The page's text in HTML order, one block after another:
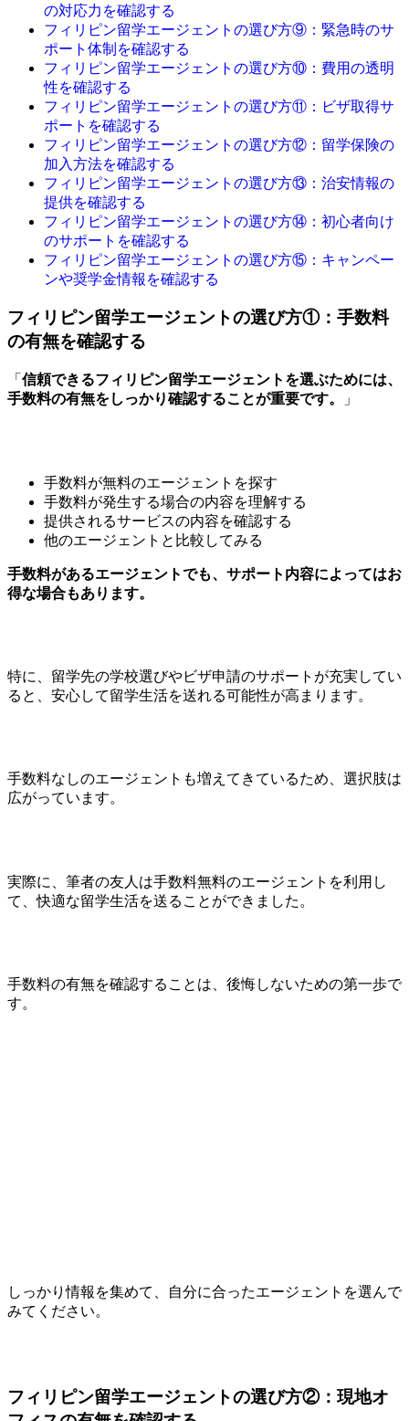
の対応力を確認する
フィリピン留学エージェントの選び方⑨：緊急時のサ
ポート体制を確認する
フィリピン留学エージェントの選び方⑩：費用の透明
性を確認する
フィリピン留学エージェントの選び方⑪：ビザ取得サ
ポートを確認する
フィリピン留学エージェントの選び方⑫：留学保険の
加入方法を確認する
フィリピン留学エージェントの選び方⑬：治安情報の
提供を確認する
フィリピン留学エージェントの選び方⑭：初心者向け
のサポートを確認する
フィリピン留学エージェントの選び方⑮：キャンペー
ンや奨学金情報を確認する
フィリピン留学エージェントの選び方①：手数料
の有無を確認する
「 信頼できるフィリピン留学エージェントを選ぶためには、
手数料の有無をしっかり確認することが重要です。
」
手数料が無料のエージェントを探す
手数料が発生する場合の内容を理解する
提供されるサービスの内容を確認する
他のエージェントと比較してみる
手数料があるエージェントでも、サポート内容によってはお
得な場合もあります。
特に、留学先の学校選びやビザ申請のサポートが充実してい
ると、安心して留学生活を送れる可能性が高まります。
手数料なしのエージェントも増えてきているため、選択肢は
広がっています。
実際に、筆者の友人は手数料無料のエージェントを利用し
て、快適な留学生活を送ることができました。
手数料の有無を確認することは、後悔しないための第一歩で
す。
しっかり情報を集めて、自分に合ったエージェントを選んで
みてください。
フィリピン留学エージェントの選び方②：現地オ